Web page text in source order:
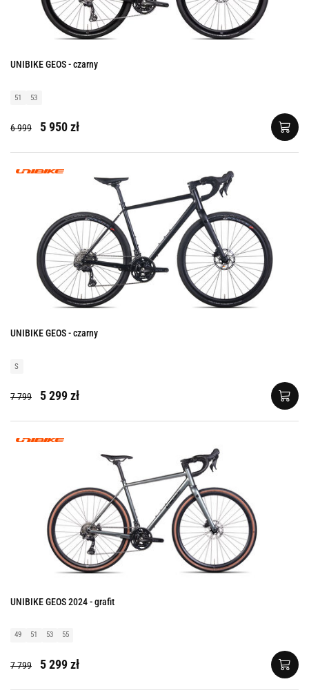
UNIBIKE GEOS - czarny
51 53
6 999 5 950 zł
UNIBIKE GEOS - czarny
S
7 799 5 299 zł
UNIBIKE GEOS 2024 - grafit
49 51 53 55
7 799 5 299 zł